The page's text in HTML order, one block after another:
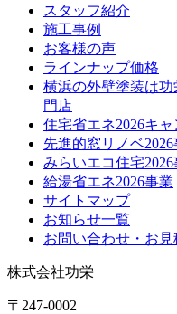
スタッフ紹介
施工事例
お客様の声
ラインナップ価格
横浜の外壁塗装は
門店
住宅省エネ2026キ
先進的窓リノベ2026
みらいエコ住宅2026
給湯省エネ2026事業
サイトマップ
お知らせ一覧
お問い合わせ・お見
株式会社功栄
〒247-0002